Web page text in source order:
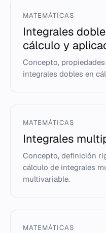
MATEMÁTICAS
Integrales
cálculo y
Concepto,
integrales dobles en
MATEMÁTICAS
Integrales
Concepto, definición
cálculo de integrales
multivariable.
MATEMÁTICAS